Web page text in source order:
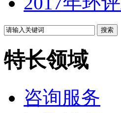
特长领域
咨询服务